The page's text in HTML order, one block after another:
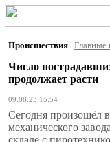
Происшествия | Главные
Число
продолжает расти
09.08.23 15:54
Сегодня произошёл
механического
складе с